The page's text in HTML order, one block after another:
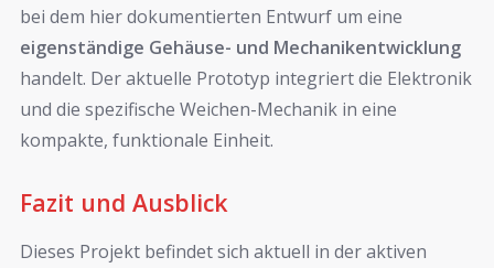
bei dem hier dokumentierten Entwurf um eine
eigenständige Gehäuse- und Mechanikentwicklung
handelt. Der aktuelle Prototyp integriert die Elektronik
und die spezifische Weichen-Mechanik in eine
kompakte, funktionale Einheit.
Fazit und Ausblick
Dieses Projekt befindet sich aktuell in der aktiven